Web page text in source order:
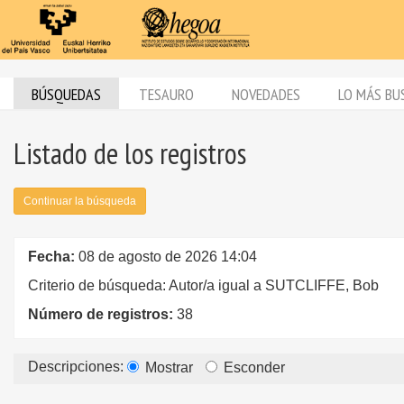
BÚSQUEDAS TESAURO NOVEDADES LO MÁS
Listado de los registros
Continuar la búsqueda
Fecha: 08 de agosto de 2026 14:04
Criterio de búsqueda: Autor/a igual a SUTCLIFFE, Bob
Número de registros: 38
Descripciones: Mostrar Esconder